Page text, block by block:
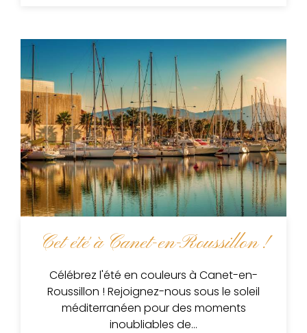
Cet été à Canet-en-Roussillon !
Célébrez l'été en couleurs à Canet-en-
Roussillon ! Rejoignez-nous sous le soleil
méditerranéen pour des moments
inoubliables de…